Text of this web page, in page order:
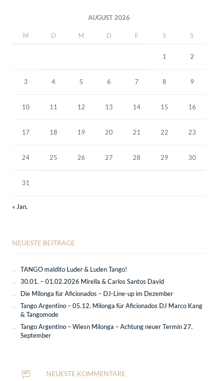
AUGUST 2026
M D M D F S S
1 2
3 4 5 6 7 8 9
10 11 12 13 14 15 16
17 18 19 20 21 22 23
24 25 26 27 28 29 30
31
« Jan.
NEUESTE BEITRÄGE
TANGO maldito Luder & Luden Tango!
30.01. – 01.02.2026 Mirella & Carlos Santos David
Die Milonga für Aficionados – DJ-Line-up im Dezember
Tango Argentino – 05.12. Milonga für Aficionados DJ Marco Kang
& Tangomode
Tango Argentino – Wiesn Milonga – Achtung neuer Termin 27.
September
NEUESTE KOMMENTARE